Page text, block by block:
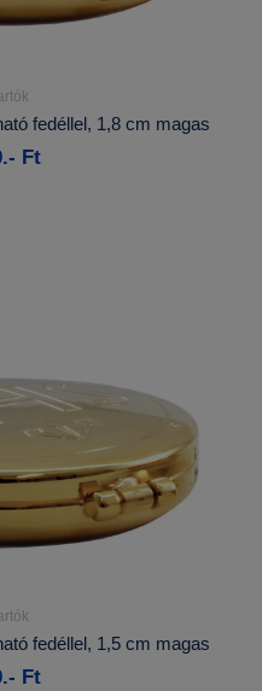
fedéllel, 1,8 cm magas
Ft
fedéllel, 1,5 cm magas
Ft